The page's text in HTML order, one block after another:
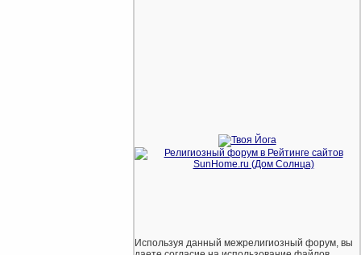
Используя данный межрелигиозный форум, вы